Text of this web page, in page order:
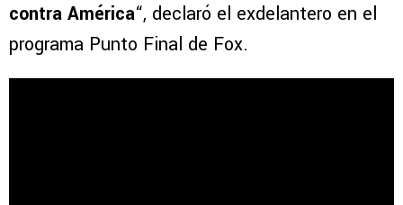
contra América“, declaró el exdelantero en el
programa Punto Final de Fox.